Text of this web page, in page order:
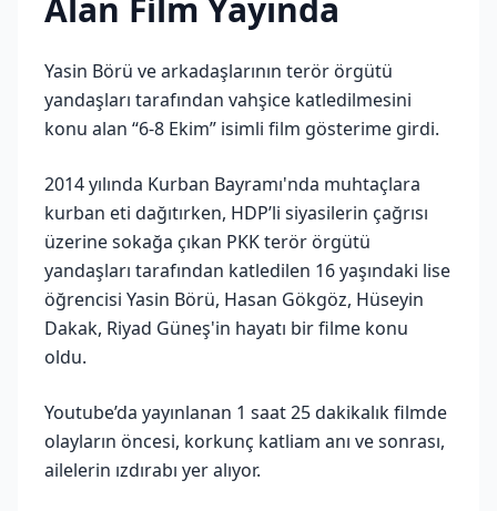
Yasin Börü ve arkadaşlarının terör örgütü
yandaşları tarafından vahşice katledilmesini
konu alan “6-8 Ekim” isimli film gösterime girdi.
2014 yılında Kurban Bayramı'nda muhtaçlara
kurban eti dağıtırken, HDP’li siyasilerin çağrısı
üzerine sokağa çıkan PKK terör örgütü
yandaşları tarafından katledilen 16 yaşındaki lise
öğrencisi Yasin Börü, Hasan Gökgöz, Hüseyin
Dakak, Riyad Güneş'in hayatı bir filme konu
oldu.
Youtube’da yayınlanan 1 saat 25 dakikalık filmde
olayların öncesi, korkunç katliam anı ve sonrası,
ailelerin ızdırabı yer alıyor.